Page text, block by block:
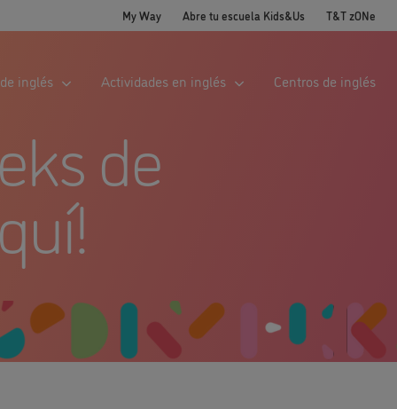
My Way Abre tu escuela Kids&Us T&T zONe
inglés Actividades en inglés Centros de inglés
de